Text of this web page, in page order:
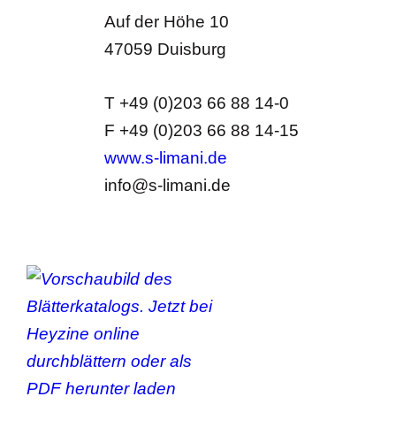
Auf der Höhe 10
47059 Duisburg
T +49 (0)203 66 88 14-0
F +49 (0)203 66 88 14-15
www.s-limani.de
info@s-limani.de